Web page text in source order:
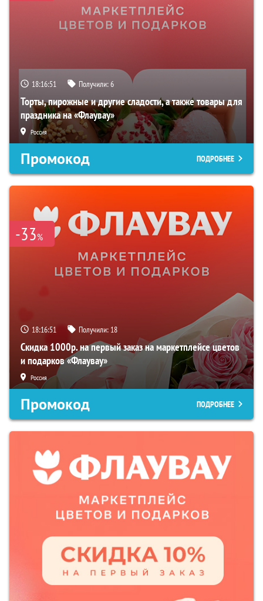
18:16:50 Получили:6
Торты, пирожные и другие сладости, а также товары для
праздника на «Флаувау»
Россия
Промокод ПОДРОБНЕЕ
-33%
18:16:50 Получили: 18
Скидка 1000р. на первый заказ на маркетплейсе цветов
и подарков «Флаувау»
Россия
Промокод ПОДРОБНЕЕ